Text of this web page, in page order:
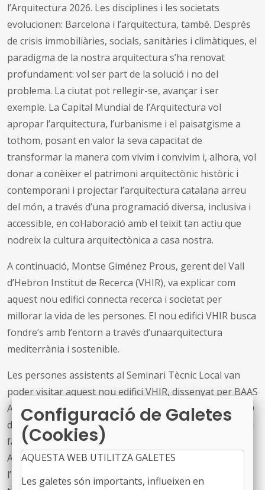
l’Arquitectura 2026. Les disciplines i les societats
evolucionen: Barcelona i l’arquitectura, també. Després
de crisis immobiliàries, socials, sanitàries i climàtiques, el
paradigma de la nostra arquitectura s’ha renovat
profundament: vol ser part de la solució i no del
problema. La ciutat pot rellegir-se, avançar i ser
exemple. La Capital Mundial de l’Arquitectura vol
apropar l’arquitectura, l’urbanisme i el paisatgisme a
tothom, posant en valor la seva capacitat de
transformar la manera com vivim i convivim i, alhora, vol
donar a conèixer el patrimoni arquitectònic històric i
contemporani i projectar l’arquitectura catalana arreu
del món, a través d’una programació diversa, inclusiva i
accessible, en col·laboració amb el teixit tan actiu que
nodreix la cultura arquitectònica a casa nostra.
A continuació, Montse Giménez Prous, gerent del Vall
d’Hebron Institut de Recerca (VHIR), va explicar com
aquest nou edifici connecta recerca i societat per
millorar la vida de les persones. El nou edifici VHIR busca
fondre’s amb l’entorn a través d’unaarquitectura
mediterrània i sostenible.
Les persones assistents al Seminari Tècnic Local van
poder visitar aquest nou edifici VHIR, dissenyat per BAAS
Arquitectura i Espinet/Ubach, que va rebre el Premi FAD
d’Arquitectura 2025. Es tracta d’una proposta d’una sola
façana, situada entre l’actual edifici de la Universitat
Autònoma de Barcelona al Campus Vall d’Hebron i el de
l’Hospital de Traumatologia, Rehabilitació i Cremats, als
Configuració de Galetes
(Cookies)
AQUESTA WEB UTILITZA GALETES
Les galetes són importants, influeixen en